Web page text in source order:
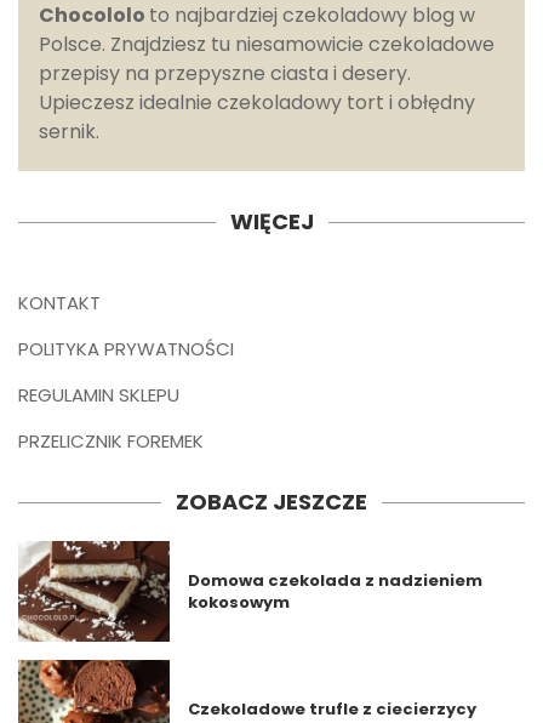
Chocololo to najbardziej czekoladowy blog w
Polsce. Znajdziesz tu niesamowicie czekoladowe
przepisy na przepyszne ciasta i desery.
Upieczesz idealnie czekoladowy tort i obłędny
sernik.
WIĘCEJ
KONTAKT
POLITYKA PRYWATNOŚCI
REGULAMIN SKLEPU
PRZELICZNIK FOREMEK
ZOBACZ JESZCZE
Domowa czekolada z nadzieniem
kokosowym
Czekoladowe trufle z ciecierzycy